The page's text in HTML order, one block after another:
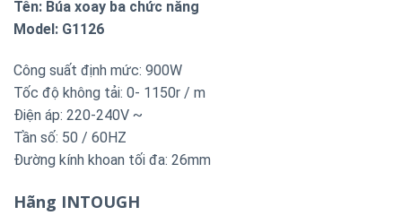
Tên: Búa xoay ba chức năng
Model: G1126
Công suất định mức: 900W
Tốc độ không tải: 0- 1150r / m
Điện áp: 220-240V ~
Tần số: 50 / 60HZ
Đường kính khoan tối đa: 26mm
Hãng INTOUGH